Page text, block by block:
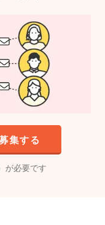
集する
が必要です